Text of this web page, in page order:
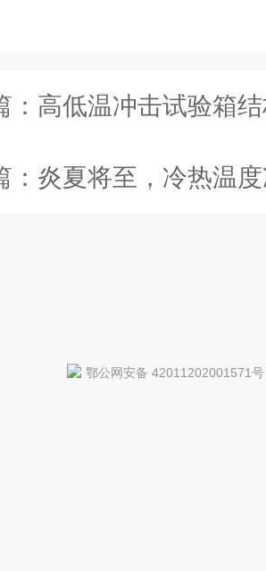
高低温冲击试验箱结构
炎夏将至，冷热温
鄂公网安备 42011202001571号